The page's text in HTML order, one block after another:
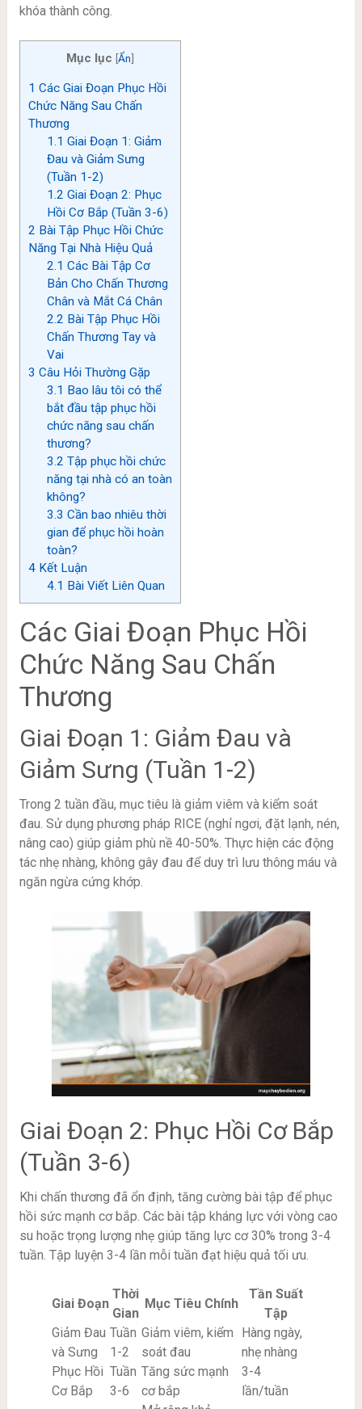
khóa thành công.
Mục lục [Ẩn]
1 Các Giai Đoạn Phục Hồi
Chức Năng Sau Chấn
Thương
1.1 Giai Đoạn 1: Giảm
Đau và Giảm Sưng
(Tuần 1-2)
1.2 Giai Đoạn 2: Phục
Hồi Cơ Bắp (Tuần 3-6)
2 Bài Tập Phục Hồi Chức
Năng Tại Nhà Hiệu Quả
2.1 Các Bài Tập Cơ
Bản Cho Chấn Thương
Chân và Mắt Cá Chân
2.2 Bài Tập Phục Hồi
Chấn Thương Tay và
Vai
3 Câu Hỏi Thường Gặp
3.1 Bao lâu tôi có thể
bắt đầu tập phục hồi
chức năng sau chấn
thương?
3.2 Tập phục hồi chức
năng tại nhà có an toàn
không?
3.3 Cần bao nhiêu thời
gian để phục hồi hoàn
toàn?
4Kết Luận
4.1 Bài Viết Liên Quan
Các Giai Đoạn Phục Hồi
Chức Năng Sau Chấn
Thương
Giai Đoạn 1: Giảm Đau và
Giảm Sưng (Tuần 1-2)
Trong 2 tuần đầu, mục tiêu là giảm viêm và kiểm soát
đau. Sử dụng phương pháp RICE (nghỉ ngơi, đặt lạnh, nén,
nâng cao) giúp giảm phù nề 40-50%. Thực hiện các động
tác nhẹ nhàng, không gây đau để duy trì lưu thông máu và
ngăn ngừa cứng khớp.
Giai Đoạn 2: Phục Hồi Cơ Bắp
(Tuần 3-6)
Khi chấn thương đã ổn định, tăng cường bài tập để phục
hồi sức mạnh cơ bắp. Các bài tập kháng lực với vòng cao
su hoặc trọng lượng nhẹ giúp tăng lực cơ 30% trong 3-4
tuần. Tập luyện 3-4 lần mỗi tuần đạt hiệu quả tối ưu.
Giai Đoạn
Thời
Gian
Mục Tiêu Chính
Tần Suất
Tập
Giảm Đau
và Sưng
Tuần
1-2
Giảm viêm, kiểm
soát đau
Hàng ngày,
nhẹ nhàng
Phục Hồi
Cơ Bắp
Tuần
3-6
Tăng sức mạnh
cơ bắp
3-4
lần/tuần